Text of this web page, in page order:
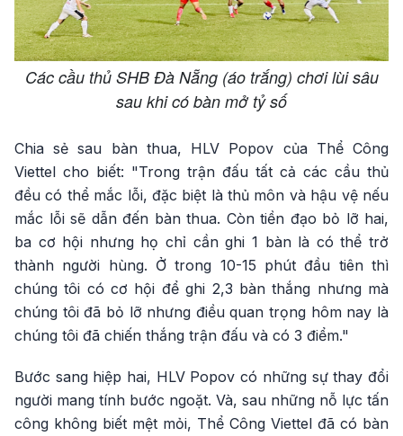
Các cầu thủ SHB Đà Nẵng (áo trắng) chơi lùi sâu
sau khi có bàn mở tỷ số
Chia sẻ sau bàn thua, HLV Popov của Thể Công
Viettel cho biết: "Trong trận đấu tất cả các cầu thủ
đều có thể mắc lỗi, đặc biệt là thủ môn và hậu vệ nếu
mắc lỗi sẽ dẫn đến bàn thua. Còn tiền đạo bỏ lỡ hai,
ba cơ hội nhưng họ chỉ cần ghi 1 bàn là có thể trở
thành người hùng. Ở trong 10-15 phút đầu tiên thì
chúng tôi có cơ hội để ghi 2,3 bàn thắng nhưng mà
chúng tôi đã bỏ lỡ nhưng điều quan trọng hôm nay là
chúng tôi đã chiến thắng trận đấu và có 3 điểm."
Bước sang hiệp hai, HLV Popov có những sự thay đổi
người mang tính bước ngoặt. Và, sau những nỗ lực tấn
công không biết mệt mỏi, Thể Công Viettel đã có bàn